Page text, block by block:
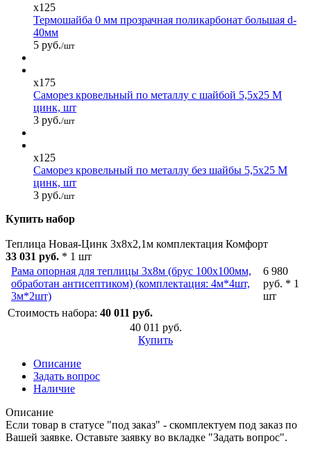
x125
Термошайба 0 мм прозрачная поликарбонат большая d-
40мм
5 руб./шт
x175
Саморез кровельный по металлу с шайбой 5,5x25 М
цинк, шт
3 руб./шт
x125
Саморез кровельный по металлу без шайбы 5,5x25 М
цинк, шт
3 руб./шт
Купить набор
Теплица Новая-Цинк 3х8х2,1м комплектация Комфорт
33 031 руб. * 1 шт
Рама опорная для теплицы 3х8м (брус 100х100мм,
обработан антисептиком) (комплектация: 4м*4шт,
3м*2шт)
6 980
руб. * 1
шт
Стоимость набора: 40 011 руб.
40 011 руб.
Купить
Описание
Задать вопрос
Наличие
Описание
Если товар в статусе "под заказ" - скомплектуем под заказ по
Вашей заявке. Оставьте заявку во вкладке "Задать вопрос".